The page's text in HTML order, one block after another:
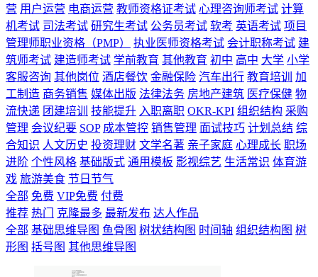
营 用户运营 电商运营 教师资格证考试 心理咨询师考试 计算
机考试 司法考试 研究生考试 公务员考试 软考 英语考试 项目
管理师职业资格（PMP）
执业医师资格考试 会计职称考试 建
筑师考试 建造师考试 学前教育 其他教育 初中 高中 大学 小学
客服咨询 其他岗位 酒店餐饮 金融保险 汽车出行 教育培训
加
工制造 商务销售 媒体出版 法律法务 房地产建筑 医疗保健 物
流快递 团建培训 技能提升 入职离职 OKR-KPI 组织结构 采购
管理 会议纪要 SOP 成本管控 销售管理 面试技巧 计划总结 综
合知识 人文历史 投资理财 文学名著 亲子家庭 心理成长 职场
进阶 个性风格 基础版式 通用模板 影视综艺 生活常识 体育游
戏 旅游美食 节日节气
全部 免费 VIP免费 付费
推荐 热门 克隆最多 最新发布 达人作品
全部 基础思维导图 鱼骨图 树状结构图 时间轴 组织结构图 树
形图 括号图 其他思维导图